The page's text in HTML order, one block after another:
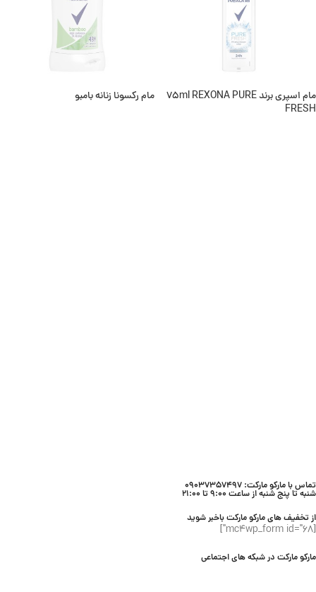
مام اسپری برند 75ml REXONA PURE
FRESH
مام ركسونا زنانه بامبو
تماس با مارکو مارکت: 09037357497
شنبه تا پنج شنبه از ساعت 9:00 تا 21:00
از تخفیف های مارکو مارکت باخبر شوید
[mc4wp_form id="68"]
مارکو مارکت در شبکه های اجتماعی